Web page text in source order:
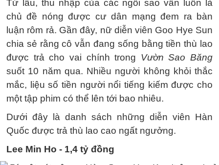
Từ lâu, thu nhập của các ngôi sao vẫn luôn là
chủ đề nóng được cư dân mạng đem ra bàn
luận rôm rả. Gần đây, nữ diễn viên Goo Hye Sun
chia sẻ rằng cô vẫn đang sống bằng tiền thù lao
được trả cho vai chính trong Vườn Sao Băng
suốt 10 năm qua. Nhiều người không khỏi thắc
mắc, liệu số tiền người nổi tiếng kiếm được cho
một tập phim có thể lên tới bao nhiêu.
Dưới đây là danh sách những diễn viên Hàn
Quốc được trả thù lao cao ngất ngưởng.
Lee Min Ho - 1,4 tỷ đồng